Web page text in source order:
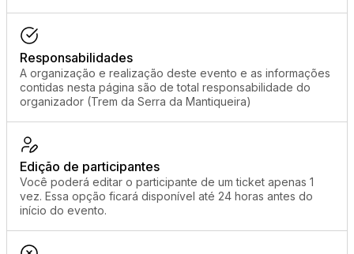
Responsabilidades
A organização e realização deste evento e as informações
contidas nesta página são de total responsabilidade do
organizador (Trem da Serra da Mantiqueira)
Edição de participantes
Você poderá editar o participante de um ticket apenas 1
vez. Essa opção ficará disponível até 24 horas antes do
início do evento.